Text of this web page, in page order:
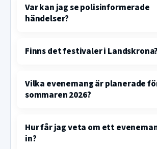
Var kan jag se polisinformerade
händelser?
Finns det festivaler i Landskrona?
Vilka evenemang är planerade
sommaren 2026?
Hur får jag veta om ett
in?